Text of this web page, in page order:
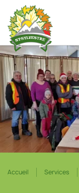
Accueil Services